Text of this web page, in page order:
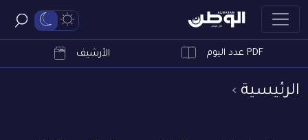
PDF عدد اليوم الأرشيف
الرئيسية